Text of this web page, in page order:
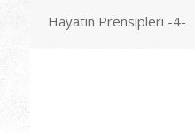
Hayatın Prensipleri -4-